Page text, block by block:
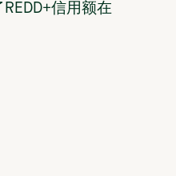
信用额在